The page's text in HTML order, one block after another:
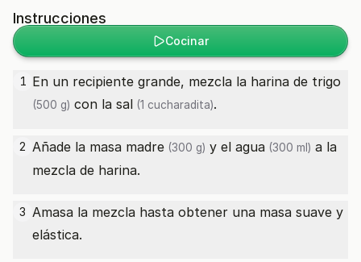
Instrucciones
Cocinar
1 En un recipiente grande, mezcla la harina de trigo
(500 g) con la sal (1 cucharadita).
2 Añade la masa madre (300 g) y el agua (300 ml) a la
mezcla de harina.
3 Amasa la mezcla hasta obtener una masa suave y
elástica.